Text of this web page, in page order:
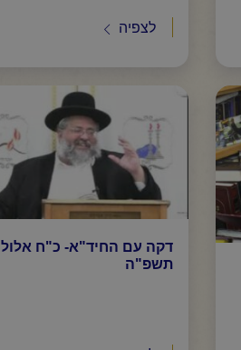
לצפיה
דקה עם החיד"א- כ"ח אלול
תשפ"ה